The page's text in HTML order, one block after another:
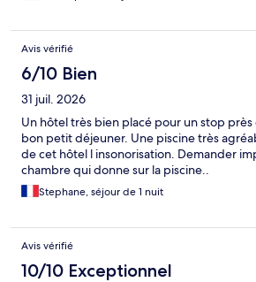
Avis vérifié
6/10 Bien
31 juil. 2026
Un hôtel très bien placé pour un stop près
bon petit déjeuner. Une piscine très
de cet hôtel l insonorisation. Demander
chambre qui donne sur la piscine..
Stephane, séjour de 1 nuit
Avis vérifié
10/10 Exceptionnel